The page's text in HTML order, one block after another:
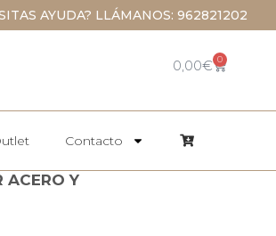
AYUDA? LLÁMANOS: 962821202
0,00€ 0
Contacto
ACERO Y